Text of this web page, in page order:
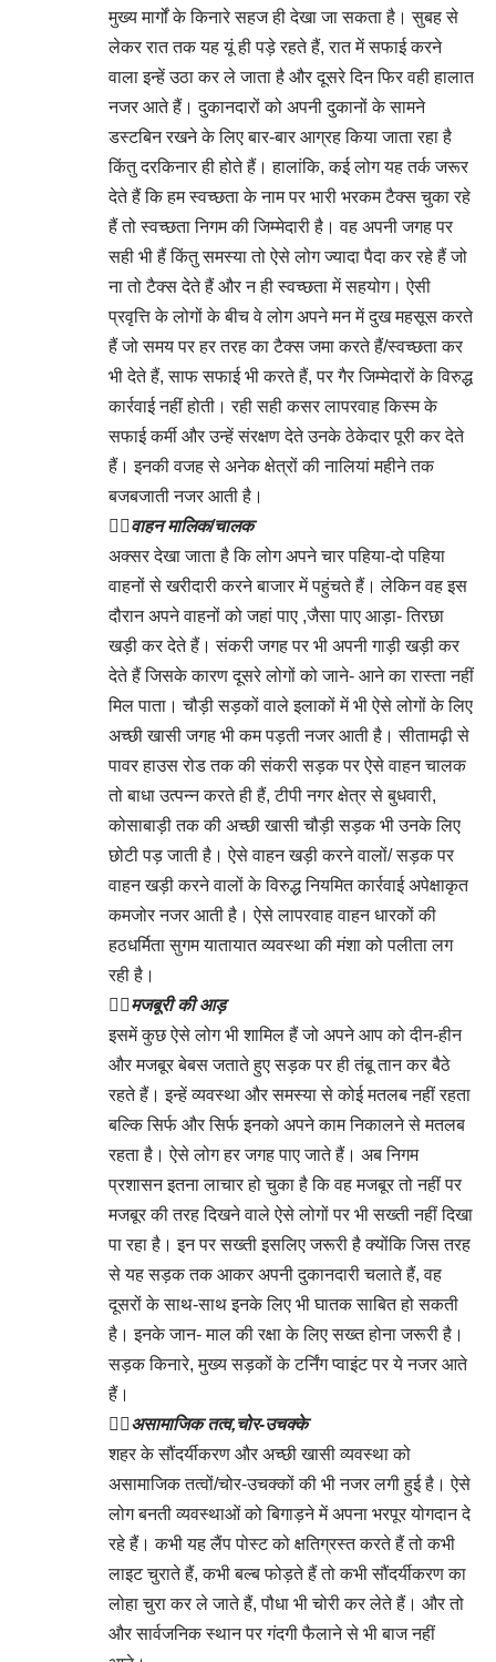
मुख्य मार्गों के किनारे सहज ही देखा जा सकता है। सुबह से
लेकर रात तक यह यूं ही पड़े रहते हैं, रात में सफाई करने
वाला इन्हें उठा कर ले जाता है और दूसरे दिन फिर वही हालात
नजर आते हैं। दुकानदारों को अपनी दुकानों के सामने
डस्टबिन रखने के लिए बार-बार आग्रह किया जाता रहा है
किंतु दरकिनार ही होते हैं। हालांकि, कई लोग यह तर्क जरूर
देते हैं कि हम स्वच्छता के नाम पर भारी भरकम टैक्स चुका रहे
हैं तो स्वच्छता निगम की जिम्मेदारी है। वह अपनी जगह पर
सही भी हैं किंतु समस्या तो ऐसे लोग ज्यादा पैदा कर रहे हैं जो
ना तो टैक्स देते हैं और न ही स्वच्छता में सहयोग। ऐसी
प्रवृत्ति के लोगों के बीच वे लोग अपने मन में दुख महसूस करते
हैं जो समय पर हर तरह का टैक्स जमा करते हैं/स्वच्छता कर
भी देते हैं, साफ सफाई भी करते हैं, पर गैर जिम्मेदारों के विरुद्ध
कार्रवाई नहीं होती। रही सही कसर लापरवाह किस्म के
सफाई कर्मी और उन्हें संरक्षण देते उनके ठेकेदार पूरी कर देते
हैं। इनकी वजह से अनेक क्षेत्रों की नालियां महीने तक
बजबजाती नजर आती है।
👉🏻वाहन मालिक/चालक
अक्सर देखा जाता है कि लोग अपने चार पहिया-दो पहिया
वाहनों से खरीदारी करने बाजार में पहुंचते हैं। लेकिन वह इस
दौरान अपने वाहनों को जहां पाए ,जैसा पाए आड़ा- तिरछा
खड़ी कर देते हैं। संकरी जगह पर भी अपनी गाड़ी खड़ी कर
देते हैं जिसके कारण दूसरे लोगों को जाने- आने का रास्ता नहीं
मिल पाता। चौड़ी सड़कों वाले इलाकों में भी ऐसे लोगों के लिए
अच्छी खासी जगह भी कम पड़ती नजर आती है। सीतामढ़ी से
पावर हाउस रोड तक की संकरी सड़क पर ऐसे वाहन चालक
तो बाधा उत्पन्न करते ही हैं, टीपी नगर क्षेत्र से बुधवारी,
कोसाबाड़ी तक की अच्छी खासी चौड़ी सड़क भी उनके लिए
छोटी पड़ जाती है। ऐसे वाहन खड़ी करने वालों/ सड़क पर
वाहन खड़ी करने वालों के विरुद्ध नियमित कार्रवाई अपेक्षाकृत
कमजोर नजर आती है। ऐसे लापरवाह वाहन धारकों की
हठधर्मिता सुगम यातायात व्यवस्था की मंशा को पलीता लग
रही है।
👉🏻मजबूरी की आड़
इसमें कुछ ऐसे लोग भी शामिल हैं जो अपने आप को दीन-हीन
और मजबूर बेबस जताते हुए सड़क पर ही तंबू तान कर बैठे
रहते हैं। इन्हें व्यवस्था और समस्या से कोई मतलब नहीं रहता
बल्कि सिर्फ और सिर्फ इनको अपने काम निकालने से मतलब
रहता है। ऐसे लोग हर जगह पाए जाते हैं। अब निगम
प्रशासन इतना लाचार हो चुका है कि वह मजबूर तो नहीं पर
मजबूर की तरह दिखने वाले ऐसे लोगों पर भी सख्ती नहीं दिखा
पा रहा है। इन पर सख्ती इसलिए जरूरी है क्योंकि जिस तरह
से यह सड़क तक आकर अपनी दुकानदारी चलाते हैं, वह
दूसरों के साथ-साथ इनके लिए भी घातक साबित हो सकती
है। इनके जान- माल की रक्षा के लिए सख्त होना जरूरी है।
सड़क किनारे, मुख्य सड़कों के टर्निंग प्वाइंट पर ये नजर आते
हैं।
👉🏻असामाजिक तत्व,चोर-उचक्के
शहर के सौंदर्यीकरण और अच्छी खासी व्यवस्था को
असामाजिक तत्वों/चोर-उचक्कों की भी नजर लगी हुई है। ऐसे
लोग बनती व्यवस्थाओं को बिगाड़ने में अपना भरपूर योगदान दे
रहे हैं। कभी यह लैंप पोस्ट को क्षतिग्रस्त करते हैं तो कभी
लाइट चुराते हैं, कभी बल्ब फोड़ते हैं तो कभी सौंदर्यीकरण का
लोहा चुरा कर ले जाते हैं, पौधा भी चोरी कर लेते हैं। और तो
और सार्वजनिक स्थान पर गंदगी फैलाने से भी बाज नहीं